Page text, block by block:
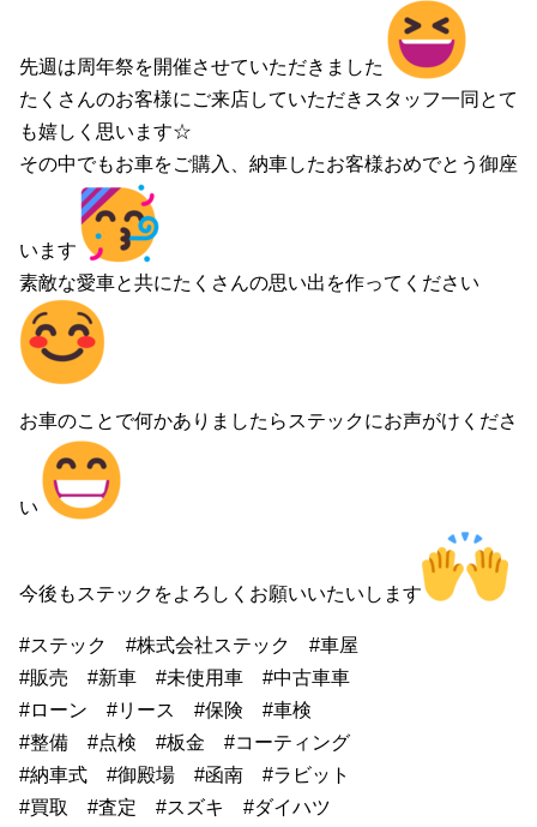
先週は周年祭を開催させていただきました
たくさんのお客様にご来店していただきスタッフ一同とて
も嬉しく思います☆
その中でもお車をご購入、納車したお客様おめでとう御座
います
素敵な愛車と共にたくさんの思い出を作ってください
お車のことで何かありましたらステックにお声がけくださ
い
今後もステックをよろしくお願いいたいします
#ステック #株式会社ステック #車屋
#販売 #新車 #未使用車 #中古車車
#ローン #リース #保険 #車検
#整備 #点検 #板金 #コーティング
#納車式 #御殿場 #函南 #ラビット
#買取 #査定 #スズキ #ダイハツ